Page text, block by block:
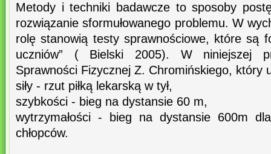
Metody i techniki badawcze to sposoby
rozwiązanie sformułowanego problemu. W
rolę stanowią testy sprawnościowe, które są
uczniów” ( Bielski 2005). W niniejszej
Sprawności Fizycznej Z. Chromińskiego, który
siły - rzut piłką lekarską w tył,
szybkości - bieg na dystansie 60 m,
wytrzymałości - bieg na dystansie 600m
chłopców.